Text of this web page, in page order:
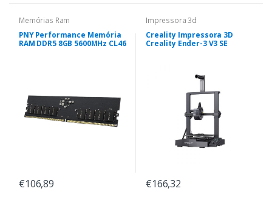
Memórias Ram
PNY Performance Memória
RAM DDR5 8GB 5600MHz CL46
€106,89
Impressora 3d
Creality Impressora 3D
Creality Ender-3 V3 SE
€166,32